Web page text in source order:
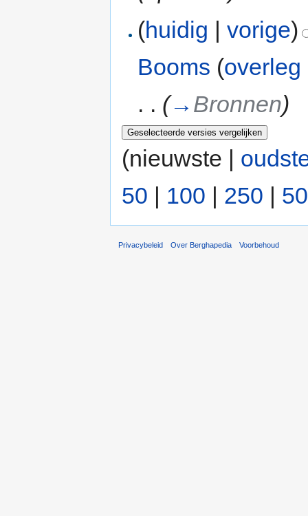
(huidig |vorige)
Booms (overleg
. . (→ Bronnen)
(nieuwste |
50 | 100 | 250 |
Privacybeleid Over Berghapedia Voorbehoud